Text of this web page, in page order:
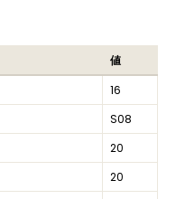
値
16
S08
20
20